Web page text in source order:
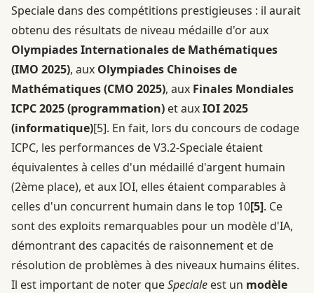
Speciale dans des compétitions prestigieuses : il aurait
obtenu des résultats de niveau médaille d'or aux
Olympiades Internationales de Mathématiques
(IMO 2025), aux Olympiades Chinoises de
Mathématiques (CMO 2025), aux Finales Mondiales
ICPC 2025 (programmation) et auxIOI 2025
(informatique)[5]. En fait, lors du concours de codage
ICPC, les performances de V3.2-Speciale étaient
équivalentes à celles d'un médaillé d'argent humain
(2ème place), et aux IOI, elles étaient comparables à
celles d'un concurrent humain dans le top 10[5]. Ce
sont des exploits remarquables pour un modèle d'IA,
démontrant des capacités de raisonnement et de
résolution de problèmes à des niveaux humains élites.
Il est important de noter queSpeciale est un modèle